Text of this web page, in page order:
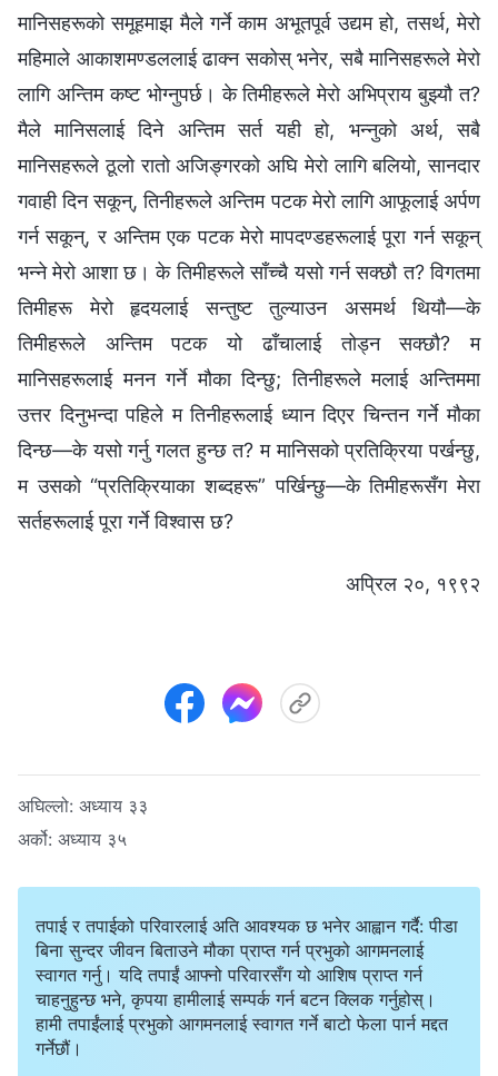
मानिसहरूको समूहमाझ मैले गर्ने काम अभूतपूर्व उद्यम हो, तसर्थ, मेरो
महिमाले आकाशमण्डललाई ढाक्‍न सकोस् भनेर, सबै मानिसहरूले मेरो
लागि अन्तिम कष्ट भोग्‍नुपर्छ। के तिमीहरूले मेरो अभिप्राय बुझ्यौ त?
मैले मानिसलाई दिने अन्तिम सर्त यही हो, भन्‍नुको अर्थ, सबै
मानिसहरूले ठूलो रातो अजिङ्गरको अघि मेरो लागि बलियो, सानदार
गवाही दिन सकून्, तिनीहरूले अन्तिम पटक मेरो लागि आफूलाई अर्पण
गर्न सकून्, र अन्तिम एक पटक मेरो मापदण्डहरूलाई पूरा गर्न सकून्
भन्‍ने मेरो आशा छ। के तिमीहरूले साँच्‍चै यसो गर्न सक्छौ त? विगतमा
तिमीहरू मेरो हृदयलाई सन्तुष्ट तुल्याउन असमर्थ थियौ—के
तिमीहरूले अन्तिम पटक यो ढाँचालाई तोड्न सक्छौ? म
मानिसहरूलाई मनन गर्ने मौका दिन्छु; तिनीहरूले मलाई अन्तिममा
उत्तर दिनुभन्दा पहिले म तिनीहरूलाई ध्यान दिएर चिन्तन गर्ने मौका
दिन्छ—के यसो गर्नु गलत हुन्छ त? म मानिसको प्रतिक्रिया पर्खन्छु,
म उसको “प्रतिक्रियाका शब्दहरू” पर्खिन्छु—के तिमीहरूसँग मेरा
सर्तहरूलाई पूरा गर्ने विश्‍वास छ?
अप्रिल २०, १९९२
अघिल्लो: अध्याय ३३
अर्को: अध्याय ३५
तपाई र तपाईको परिवारलाई अति आवश्यक छ भनेर आह्वान गर्दै: पीडा
बिना सुन्दर जीवन बिताउने मौका प्राप्त गर्न प्रभुको आगमनलाई
स्वागत गर्नु। यदि तपाईं आफ्नो परिवारसँग यो आशिष प्राप्त गर्न
चाहनुहुन्छ भने, कृपया हामीलाई सम्पर्क गर्न बटन क्लिक गर्नुहोस्।
हामी तपाईंलाई प्रभुको आगमनलाई स्वागत गर्ने बाटो फेला पार्न मद्दत
गर्नेछौं।